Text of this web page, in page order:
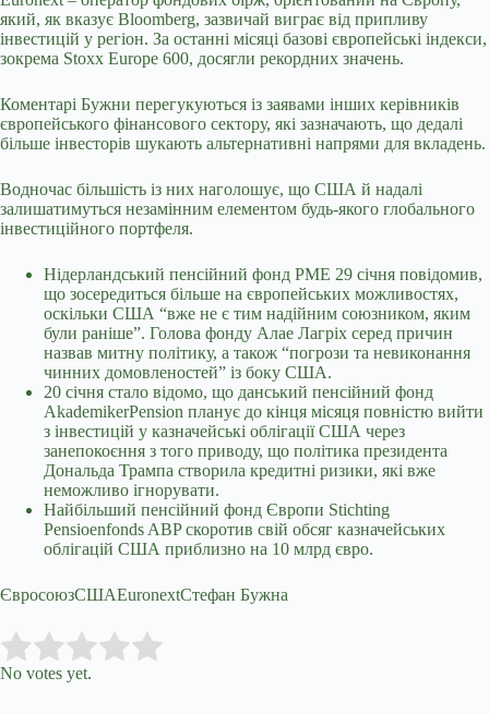
який, як вказує Bloomberg, зазвичай виграє від припливу
інвестицій у регіон. За останні місяці базові європейські індекси,
зокрема Stoxx Europe 600, досягли рекордних значень.
Коментарі Бужни перегукуються із заявами інших керівників
європейського фінансового сектору, які зазначають, що дедалі
більше інвесторів шукають альтернативні напрями для вкладень.
Водночас більшість із них наголошує, що США й надалі
залишатимуться незамінним елементом будь-якого глобального
інвестиційного портфеля.
Нідерландський пенсійний фонд PME 29 січня повідомив,
що зосередиться більше на європейських можливостях,
оскільки США “вже не є тим надійним союзником, яким
були раніше”. Голова фонду Алае Лагріх серед причин
назвав митну політику, а також “погрози та невиконання
чинних домовленостей” із боку США.
20 січня стало відомо, що данський пенсійний фонд
AkademikerPension планує до кінця місяця повністю вийти
з інвестицій у казначейські облігації США через
занепокоєння з того приводу, що політика президента
Дональда Трампа створила кредитні ризики, які вже
неможливо ігнорувати.
Найбільший пенсійний фонд Європи Stichting
Pensioenfonds ABP скоротив свій обсяг казначейських
облігацій США приблизно на 10 млрд євро.
ЄвросоюзСШАEuronextСтефан Бужна
Rate this item:
No votes yet.